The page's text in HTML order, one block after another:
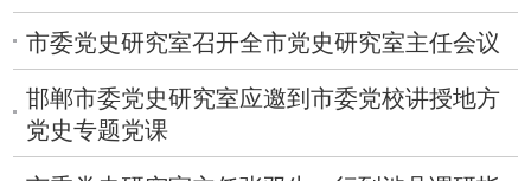
市委党史研究室召开全市党史研究室主任会议
邯郸市委党史研究室应邀到市委党校讲授地方
党史专题党课